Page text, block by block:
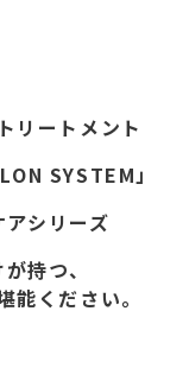
リートメント
SYSTEM」
シリーズ
持つ、
ください。